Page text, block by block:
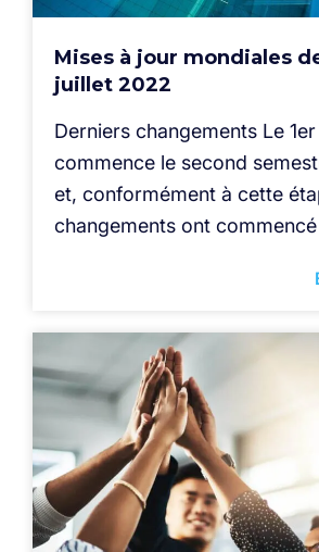
Mises à jour mondiales
juillet 2022
Derniers changements Le
commence le second
et, conformément à cette
changements ont